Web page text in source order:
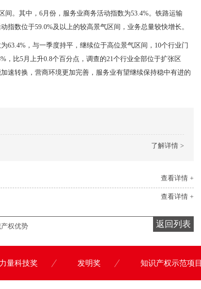
。其中，6月份，服务业商务活动指数为53.4%。铁路运输
数位于59.0%及以上的较高景气区间，业务总量较快增长。
63.4%，与一季度持平，继续位于高位景气区间，10个行业门
，比5月上升0.8个百分点，调查的21个行业全部位于扩张区
速转换，营商环境更加完善，服务业有望继续保持稳中有进的
了解详情 >
查看详情 +
查看详情 +
返回列表
产权优势
量科技奖 发明奖 知识产权示范项目